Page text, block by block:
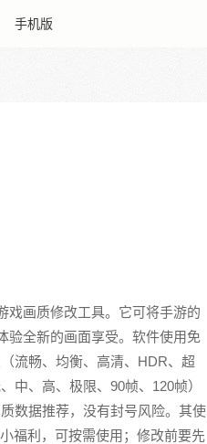
手机版
戏画质修改工具。它可将手游的
验全新的画面享受。软件使用免
流畅、均衡、高清、HDR、超
中、高、极限、90帧、120帧）
数据推荐，没有封号风险。其使
福利，可按需使用；修改前要先